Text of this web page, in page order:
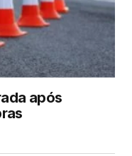
após